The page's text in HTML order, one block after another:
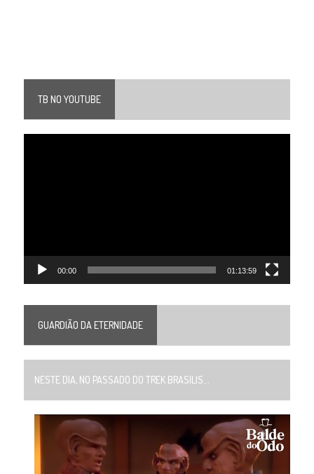
TB NO YOUTUBE
00:00 01:13:59
GUARDIÃO DA ETERNIDADE
NESTE DIA, NO PASSADO DO TREK BRASILIS...